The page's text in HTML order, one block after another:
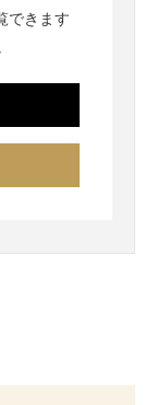
できます